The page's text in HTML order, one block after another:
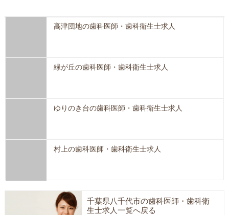
高津団地の歯科医師・歯科衛生士求人
緑が丘の歯科医師・歯科衛生士求人
ゆりのき台の歯科医師・歯科衛生士求人
村上の歯科医師・歯科衛生士求人
千葉県八千代市の歯科医師・歯科衛
生士求人一覧へ戻る